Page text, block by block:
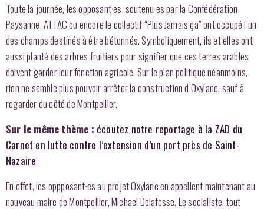
Toute la journée, les opposant·es, soutenu·es par la Confédération
Paysanne, ATTAC ou encore le collectif “Plus Jamais ça” ont occupé l’un
des champs destinés à être bétonnés. Symboliquement, ils et elles ont
aussi planté des arbres fruitiers pour signifier que ces terres arables
doivent garder leur fonction agricole. Sur le plan politique néanmoins,
rien ne semble plus pouvoir arrêter la construction d’Oxylane, sauf à
regarder du côté de Montpellier.
Sur le même thème : écoutez notre reportage à la ZAD du
Carnet en lutte contre l’extension d’un port près de Saint-
Nazaire
En effet, les oppposant·es au projet Oxylane en appellent maintenant au
nouveau maire de Montpellier, Michael Delafosse. Le socialiste, tout